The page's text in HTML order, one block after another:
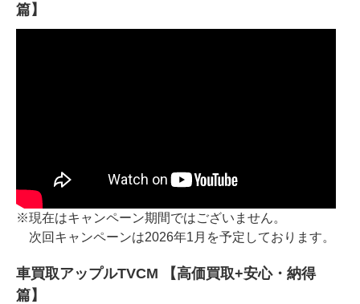
篇】
※現在はキャンペーン期間ではございません。
次回キャンペーンは2026年1月を予定しております。
車買取アップルTVCM 【高価買取+安心・納得
篇】